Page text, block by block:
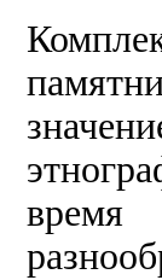
время